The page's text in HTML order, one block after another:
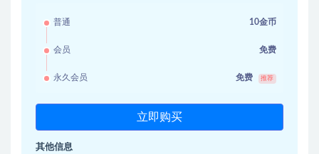
普通 10金币
会员 免费
永久会员 免费 推荐
立即购买
其他信息